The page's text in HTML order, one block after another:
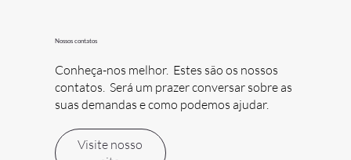
Nossos contatos
Conheça-nos melhor. Estes são os nossos
contatos. Será um prazer conversar sobre as
suas demandas e como podemos ajudar.
Visite nosso